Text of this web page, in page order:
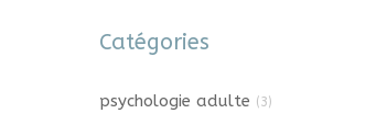
Catégories
psychologie adulte (3)